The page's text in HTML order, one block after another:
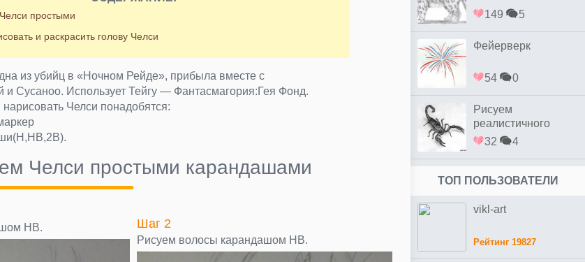
простыми
и раскрасить голову Челси
из убийц в «Ночном Рейде», прибыла вместе с
и Сусаноо. Использует Тейгу — Фантасмагория:Гея Фонд.
Челси понадобятся:
Челси простыми карандашами
HB. Шаг 2
Рисуем волосы карандашом HB.
149 5
Фейерверк
54 0
Рисуем
реалистичного
скорпиона простым
32 4
ТОП ПОЛЬЗОВАТЕЛИ
vikl-art
Рейтинг 19827